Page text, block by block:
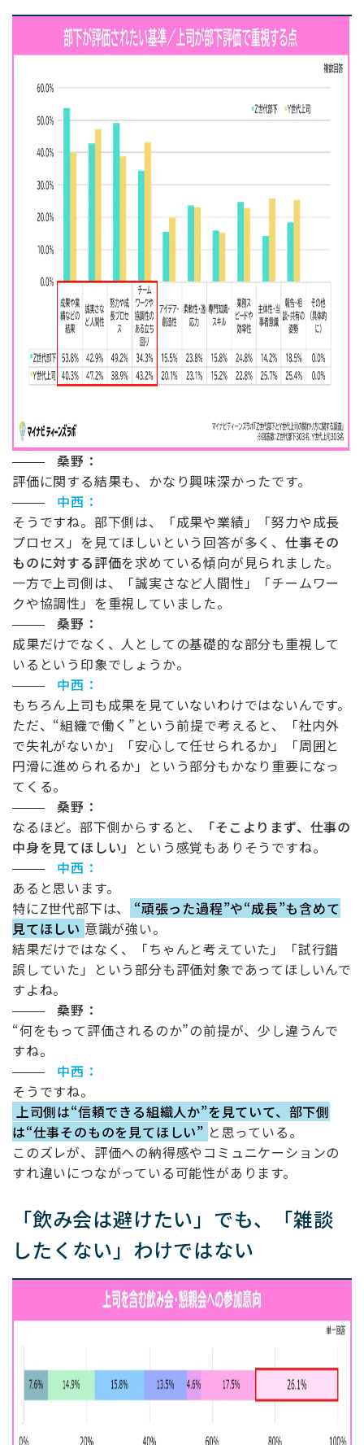
桑野：
評価に関する結果も、かなり興味深かったです。
中西：
そうですね。部下側は、「成果や業績」「努力や成長
プロセス」を見てほしいという回答が多く、 仕事その
ものに対する評価を求めている傾向が見られました。
一方で上司側は、「誠実さなど人間性」「チームワー
クや協調性」を重視していました。
桑野：
成果だけでなく、人としての基礎的な部分も重視して
いるという印象でしょうか。
中西：
もちろん上司も成果を見ていないわけではないんです。
ただ、 “組織で働く ” という前提で考えると、「社内外
で失礼がないか」「安心して任せられるか」「周囲と
円滑に進められるか」という部分もかなり重要になっ
てくる。
桑野：
なるほど。部下側からすると、
「そこよりまず、仕事の
中身を見てほしい」 という感覚もありそうですね。
中西：
あると思います。
特にZ世代部下は、
“頑張った過程”や“成長”も含めて
見てほしい 意識が強い。
結果だけではなく、「ちゃんと考えていた」「試行錯
誤していた」という部分も評価対象であってほしいんで
すよね。
桑野：
“何をもって評価されるのか”の前提が、少し違うんで
すね。
中西：
そうですね。
上司側は“信頼できる組織人か”を見ていて、部下側
は“仕事そのものを見てほしい” と思っている。
このズレが、評価への納得感やコミュニケーションの
すれ違いにつながっている可能性があります。
「飲み会は避けたい」でも、「雑談
したくない」わけではない